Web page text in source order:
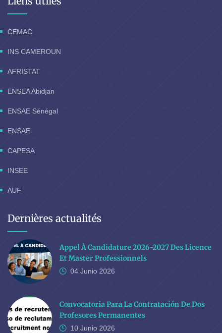
CEMAC
INS CAMEROUN
AFRISTAT
ENSEA Abidjan
ENSAE Sénégal
ENSAE
CAPESA
INSEE
AUF
Dernières actualités
Appel À Candidature 2026-2027 Des Licence
Et Master Professionnels
04 Junio 2026
Convocatoria Para La Contratación De Dos
Profesores Permanentes
10 Junio 2026